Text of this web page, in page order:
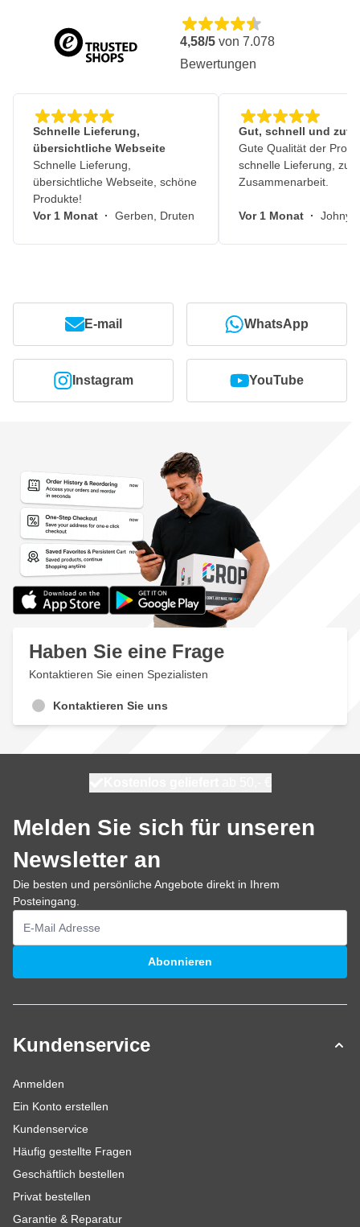
4,58/5 von 7.078
Bewertungen
Schnelle Lieferung,
übersichtliche Webseite
Schnelle Lieferung,
übersichtliche Webseite, schöne
Produkte!
Vor 1 Monat · Gerben, Druten
Gut, schnell und
Gute Qualität der
schnelle Lieferung,
Zusammenarbeit.
Vor 1 Monat · Johny,
E-mail WhatsApp
Instagram YouTube
Haben Sie eine Frage
Kontaktieren Sie einen Spezialisten
Kontaktieren Sie uns
Melden Sie sich für unseren
Newsletter an
Die besten und persönliche Angebote direkt in Ihrem
Posteingang.
E-Mailadresse
Abonnieren
Kundenservice
Anmelden
Ein Konto erstellen
Kundenservice
Häufig gestellte Fragen
Geschäftlich bestellen
Privat bestellen
Garantie & Reparatur